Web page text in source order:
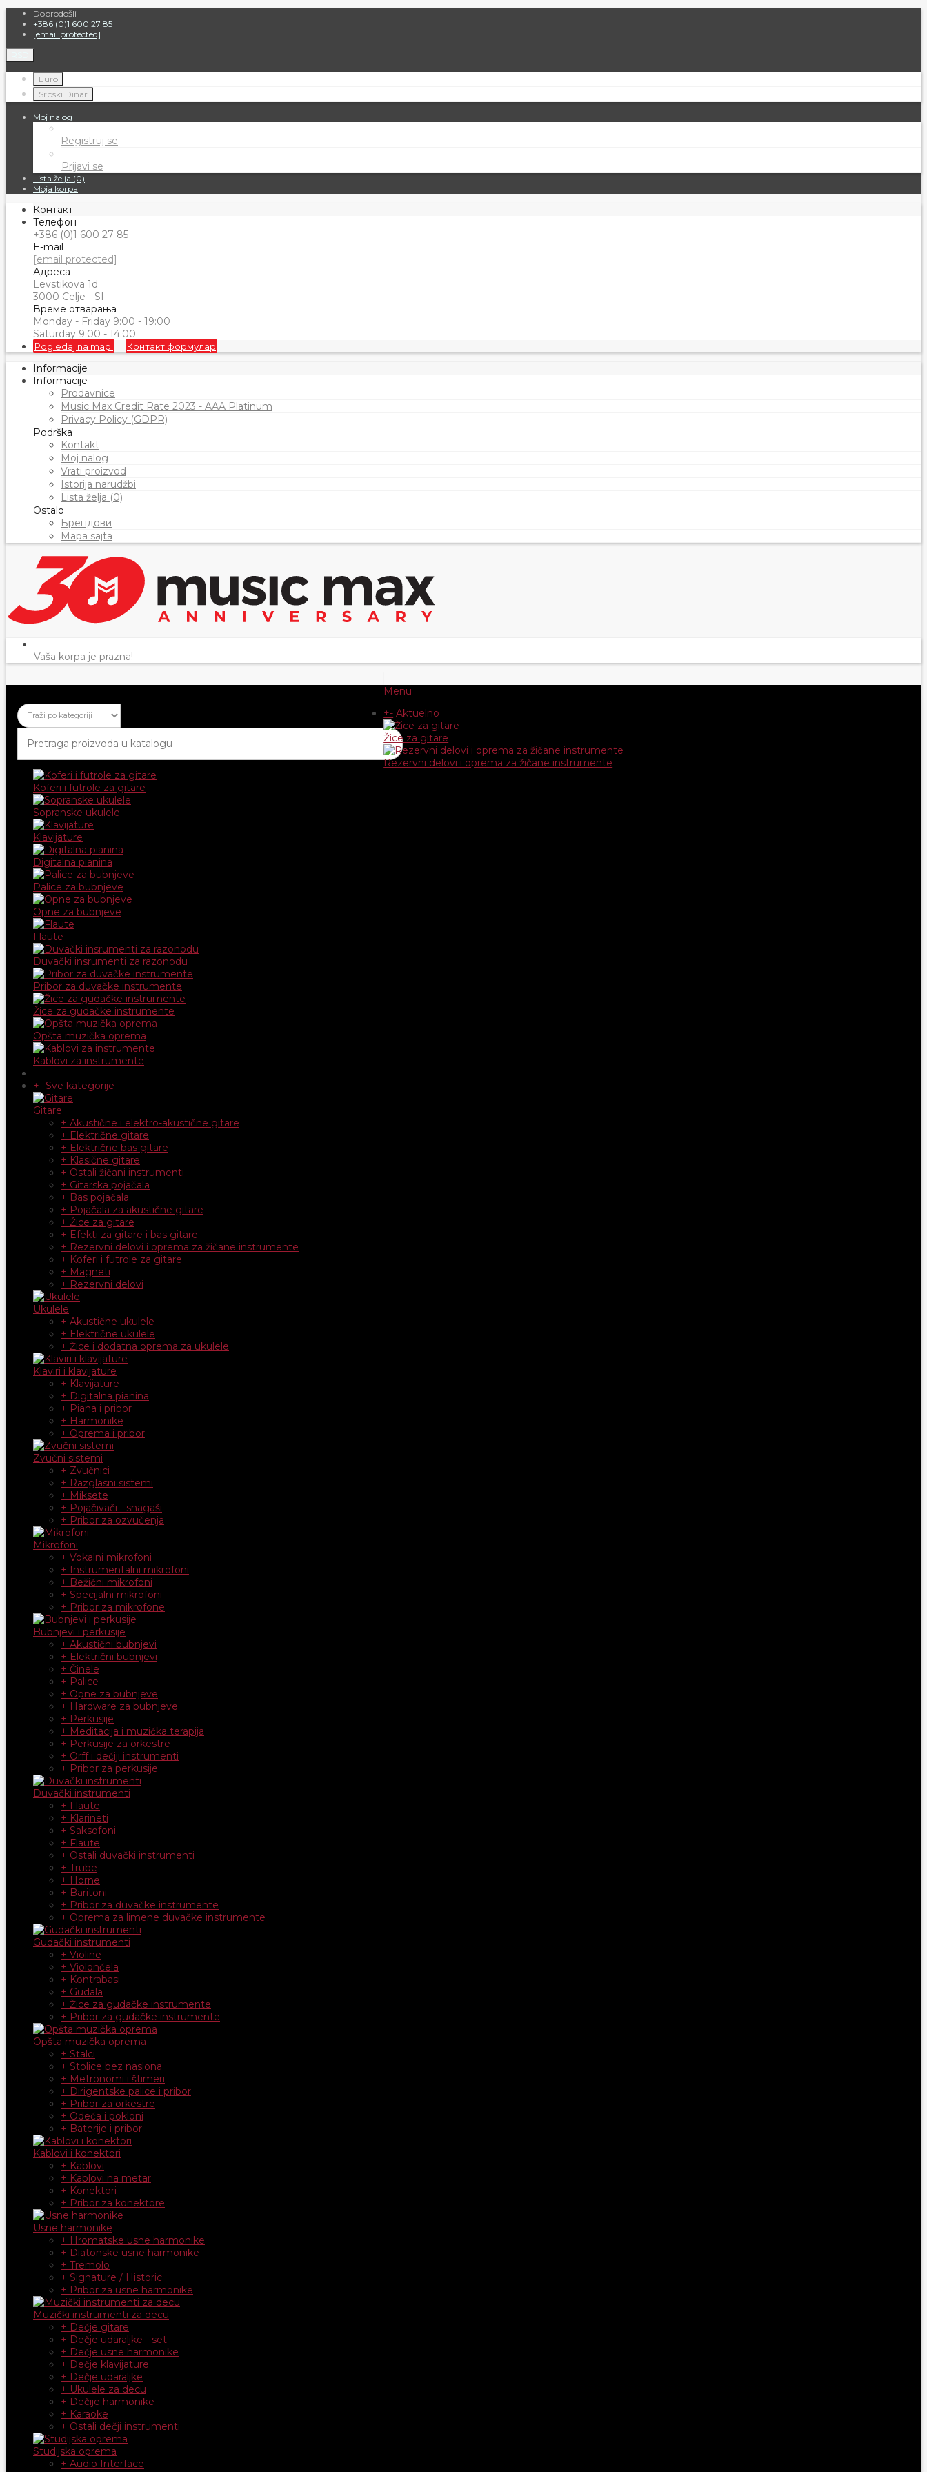
Dobrodošli
+386 (0)1 600 27 85
[email protected]
Euro
Srpski Dinar
Moj nalog
Registruj se
Prijavi se
Lista želja (0)
Moja korpa
Контакт
Телефон
+386 (0)1 600 27 85
E-mail
[email protected]
Адреса
Levstikova 1d
3000 Celje - SI
Време отварања
Monday - Friday 9:00 - 19:00
Saturday 9:00 - 14:00
Pogledaj na mapi Контакт формулар
Informacije
Informacije
Prodavnice
Music Max Credit Rate 2023 - AAA Platinum
Privacy Policy (GDPR)
Podrška
Kontakt
Moj nalog
Vrati proizvod
Istorija narudžbi
Lista želja (0)
Ostalo
Брендови
Mapa sajta
Vaša korpa je prazna!
Menu
+- Aktuelno
Žice za gitare
Rezervni delovi i oprema za žičane instrumente
Koferi i futrole za gitare
Sopranske ukulele
Klavijature
Digitalna pianina
Palice za bubnjeve
Opne za bubnjeve
Flaute
Duvački insrumenti za razonodu
Pribor za duvačke instrumente
Žice za gudačke instrumente
Opšta muzička oprema
Kablovi za instrumente
+- Sve kategorije
Gitare
+ Akustične i elektro-akustične gitare
+ Električne gitare
+ Električne bas gitare
+ Klasične gitare
+ Ostali žičani instrumenti
+ Gitarska pojačala
+ Bas pojačala
+ Pojačala za akustične gitare
+ Žice za gitare
+ Efekti za gitare i bas gitare
+ Rezervni delovi i oprema za žičane instrumente
+ Koferi i futrole za gitare
+ Magneti
+ Rezervni delovi
Ukulele
+ Akustične ukulele
+ Električne ukulele
+ Žice i dodatna oprema za ukulele
Klaviri i klavijature
+ Klavijature
+ Digitalna pianina
+ Piana i pribor
+ Harmonike
+ Oprema i pribor
Zvučni sistemi
+ Zvučnici
+ Razglasni sistemi
+ Miksete
+ Pojačivači - snagaši
+ Pribor za ozvučenja
Mikrofoni
+ Vokalni mikrofoni
+ Instrumentalni mikrofoni
+ Bežični mikrofoni
+ Specijalni mikrofoni
+ Pribor za mikrofone
Bubnjevi i perkusije
+ Akustični bubnjevi
+ Električni bubnjevi
+ Činele
+ Palice
+ Opne za bubnjeve
+ Hardware za bubnjeve
+ Perkusije
+ Meditacija i muzička terapija
+ Perkusije za orkestre
+ Orff i dečiji instrumenti
+ Pribor za perkusije
Duvački instrumenti
+ Flaute
+ Klarineti
+ Saksofoni
+ Flaute
+ Ostali duvački instrumenti
+ Trube
+ Horne
+ Baritoni
+ Pribor za duvačke instrumente
+ Oprema za limene duvačke instrumente
Gudački instrumenti
+ Violine
+ Violončela
+ Kontrabasi
+ Gudala
+ Žice za gudačke instrumente
+ Pribor za gudačke instrumente
Opšta muzička oprema
+ Stalci
+ Stolice bez naslona
+ Metronomi i štimeri
+ Dirigentske palice i pribor
+ Pribor za orkestre
+ Odeća i pokloni
+ Baterije i pribor
Kablovi i konektori
+ Kablovi
+ Kablovi na metar
+ Konektori
+ Pribor za konektore
Usne harmonike
+ Hromatske usne harmonike
+ Diatonske usne harmonike
+ Tremolo
+ Signature / Historic
+ Pribor za usne harmonike
Muzički instrumenti za decu
+ Dečje gitare
+ Dečje udaraljke - set
+ Dečje usne harmonike
+ Dečje klavijature
+ Dečje udaraljke
+ Ukulele za decu
+ Dečije harmonike
+ Karaoke
+ Ostali dečji instrumenti
Studijska oprema
+ Audio Interface